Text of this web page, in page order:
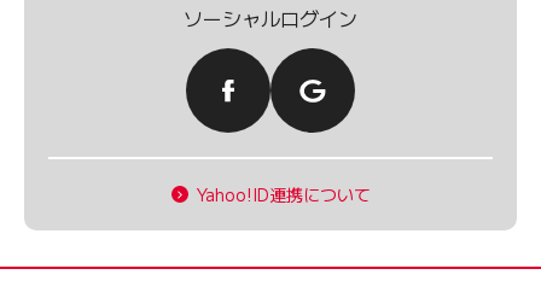
ソーシャルログイン
Yahoo!ID連携について